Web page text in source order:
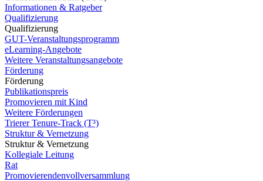
Informationen & Ratgeber
Qualifizierung
Qualifizierung
GUT-Veranstaltungsprogramm
eLearning-Angebote
Weitere Veranstaltungsangebote
Förderung
Förderung
Publikationspreis
Promovieren mit Kind
Weitere Förderungen
Trierer Tenure-Track (T³)
Struktur & Vernetzung
Struktur & Vernetzung
Kollegiale Leitung
Rat
Promovierendenvollversammlung